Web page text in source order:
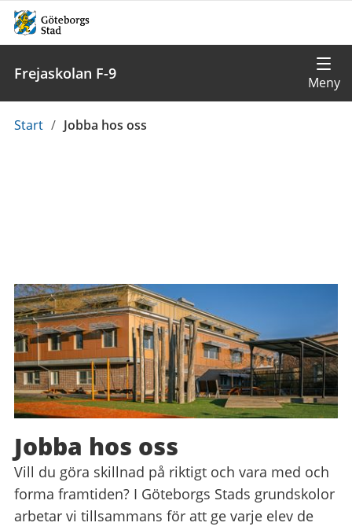
Frejaskolan F-9
Du
Start / Jobba hos oss
Jobba hos oss
Vill du göra skillnad på riktigt och vara med och
forma framtiden? I Göteborgs Stads grundskolor
arbetar vi tillsammans för att ge varje elev de